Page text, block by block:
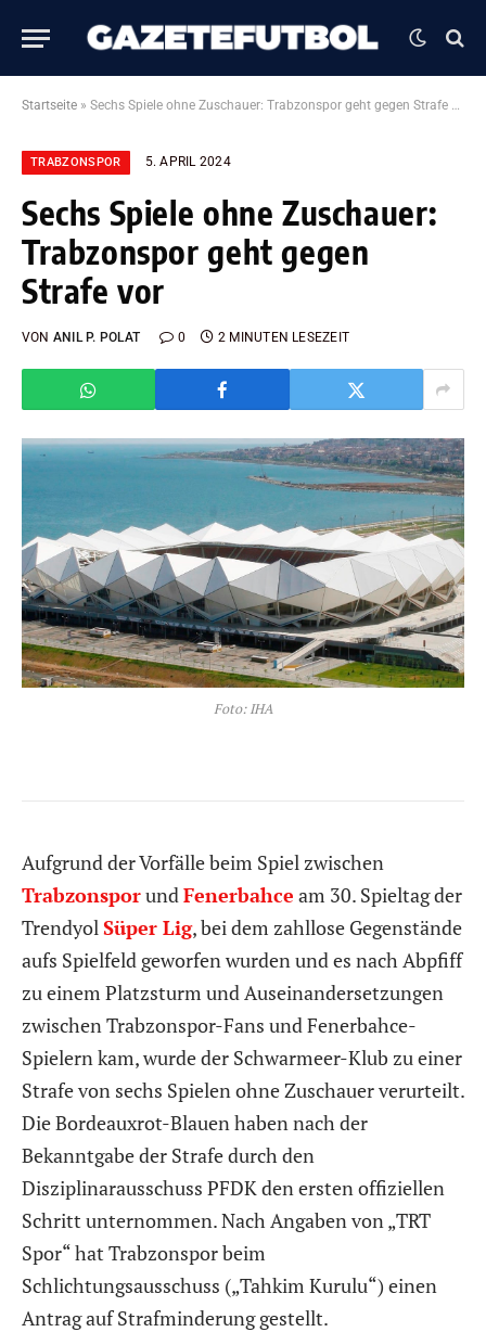
Startseite » Sechs Spiele ohne Zuschauer: Trabzonspor geht gegen Strafe vor
TRABZONSPOR 5. APRIL 2024
Sechs Spiele ohne Zuschauer:
Trabzonspor geht gegen
Strafe vor
VON ANIL P. POLAT 0 2 MINUTEN LESEZEIT
Foto: IHA
Aufgrund der Vorfälle beim Spiel zwischen
Trabzonsporund Fenerbahce am 30. Spieltag der
Trendyol Süper Lig, bei dem zahllose Gegenstände
aufs Spielfeld geworfen wurden und es nach Abpfiff
zu einem Platzsturm und Auseinandersetzungen
zwischen Trabzonspor-Fans und Fenerbahce-
Spielern kam, wurde der Schwarmeer-Klub zu einer
Strafe von sechs Spielen ohne Zuschauer verurteilt.
Die Bordeauxrot-Blauen haben nach der
Bekanntgabe der Strafe durch den
Disziplinarausschuss PFDK den ersten offiziellen
Schritt unternommen. Nach Angaben von „TRT
Spor“ hat Trabzonspor beim
Schlichtungsausschuss („Tahkim Kurulu“) einen
Antrag auf Strafminderung gestellt.